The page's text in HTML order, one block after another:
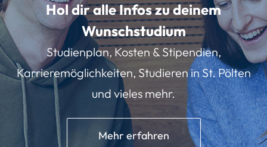
Hol dir alle Infos zu deinem
Wunschstudium
Studienplan, Kosten & Stipendien,
Karrieremöglichkeiten, Studieren in St. Pölten
und vieles mehr.
Mehr erfahren